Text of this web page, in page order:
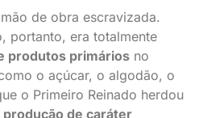
de obra escravizada.
portanto, era totalmente
produtos primários no
o açúcar, o algodão, o
o Primeiro Reinado herdou
produção de caráter